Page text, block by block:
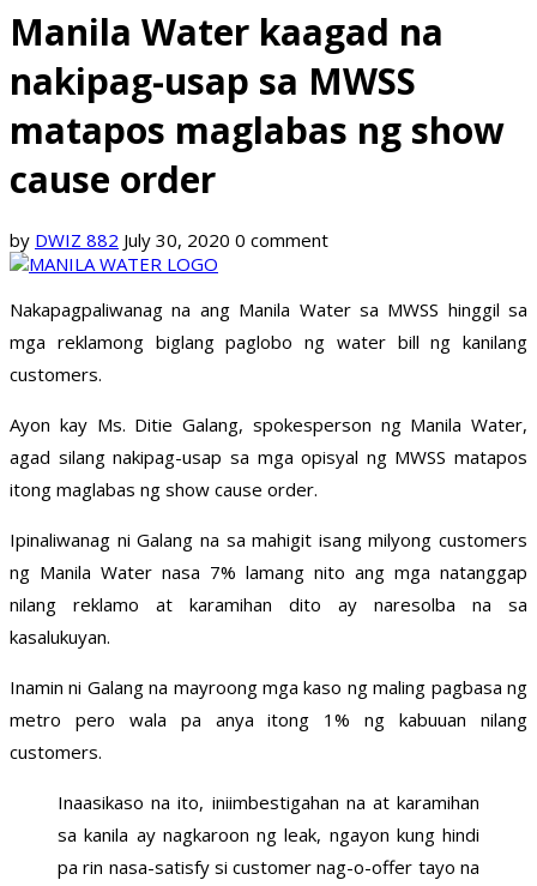
Manila Water kaagad na
nakipag-usap sa MWSS
matapos maglabas ng show
cause order
by DWIZ 882 July 30, 2020 0 comment
Nakapagpaliwanag na ang Manila Water sa MWSS hinggil sa
mga reklamong biglang paglobo ng water bill ng kanilang
customers.
Ayon kay Ms. Ditie Galang, spokesperson ng Manila Water,
agad silang nakipag-usap sa mga opisyal ng MWSS matapos
itong maglabas ng show cause order.
Ipinaliwanag ni Galang na sa mahigit isang milyong customers
ng Manila Water nasa 7% lamang nito ang mga natanggap
nilang reklamo at karamihan dito ay naresolba na sa
kasalukuyan.
Inamin ni Galang na mayroong mga kaso ng maling pagbasa ng
metro pero wala pa anya itong 1% ng kabuuan nilang
customers.
Inaasikaso na ito, iniimbestigahan na at karamihan
sa kanila ay nagkaroon ng leak, ngayon kung hindi
pa rin nasa-satisfy si customer nag-o-offer tayo na